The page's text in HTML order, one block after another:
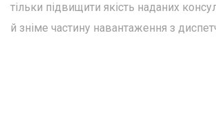
тільки підвищити якість наданих
й зніме частину навантаження з